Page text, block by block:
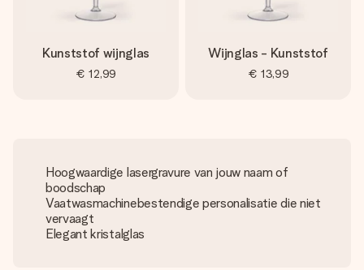
Kunststof wijnglas
€ 12,99
Wijnglas - Kunststof
€ 13,99
Hoogwaardige lasergravure van jouw naam of
boodschap
Vaatwasmachinebestendige personalisatie die niet
vervaagt
Elegant kristalglas